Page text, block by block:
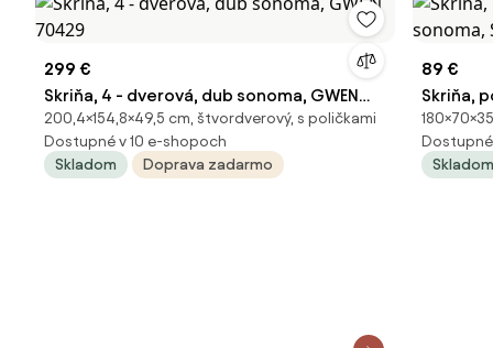
299 €
Skriňa, 4 - dverová, dub sonoma, GWEN
70429
200,4×154,8×49,5 cm, štvordverový, s poličkami
Dostupné v 10 e-shopoch
Skladom
Doprava zadarmo
89 €
Skriňa,
sonoma,
Skladom